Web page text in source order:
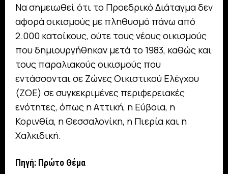
Να σημειωθεί ότι το Προεδρικό Διάταγμα δεν
αφορά οικισμούς με πληθυσμό πάνω από
2.000 κατοίκους, ούτε τους νέους οικισμούς
που δημιουργήθηκαν μετά το 1983, καθώς και
τους παραλιακούς οικισμούς που
εντάσσονται σε Ζώνες Οικιστικού Ελέγχου
(ΖΟΕ) σε συγκεκριμένες περιφερειακές
ενότητες, όπως η Αττική, η Εύβοια, η
Κορινθία, η Θεσσαλονίκη, η Πιερία και η
Χαλκιδική.
Πηγή: Πρώτο Θέμα